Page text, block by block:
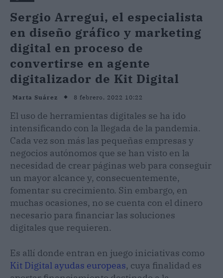
Sergio Arregui, el especialista
en diseño gráfico y marketing
digital en proceso de
convertirse en agente
digitalizador de Kit Digital
Marta Suárez 8 febrero, 2022 10:22
El uso de herramientas digitales se ha ido
intensificando con la llegada de la pandemia.
Cada vez son más las pequeñas empresas y
negocios autónomos que se han visto en la
necesidad de crear páginas web para conseguir
un mayor alcance y, consecuentemente,
fomentar su crecimiento. Sin embargo, en
muchas ocasiones, no se cuenta con el dinero
necesario para financiar las soluciones
digitales que requieren.
Es allí donde entran en juego iniciativas como
Kit Digital ayudas europeas, cuya finalidad es